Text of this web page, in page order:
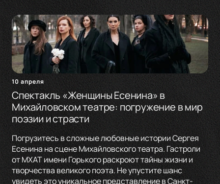
10 апреля
Спектакль «Женщины Есенина» в
Михайловском театре: погружение в мир
поэзии и страсти
Погрузитесь в сложные любовные истории Сергея
Есенина на сцене Михайловского театра. Гастроли
от МХАТ имени Горького раскроют тайны жизни и
творчества великого поэта. Не упустите шанс
увидеть это уникальное представление в Санкт-